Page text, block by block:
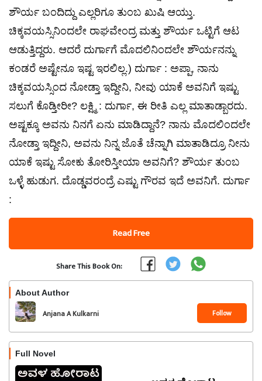
ಶೌರ್ಯ ಬಂದಿದ್ದು ಎಲ್ಲರಿಗೂ ತುಂಬ ಖುಷಿ ಆಯ್ತು.
ಚಿಕ್ಕವಯಸ್ಸಿನಿಂದಲೇ ರಾಘವೇಂದ್ರ ಮತ್ತು ಶೌರ್ಯ ಒಟ್ಟಿಗೆ ಆಟ
ಆಡುತ್ತಿದ್ದರು. ಆದರೆ ದುರ್ಗಾಗೆ ಮೊದಲಿನಿಂದಲೇ ಶೌರ್ಯನನ್ನು
ಕಂಡರೆ ಅಷ್ಟೇನೂ ಇಷ್ಟ ಇರಲಿಲ್ಲ.) ದುರ್ಗಾ : ಅಪ್ಪಾ, ನಾನು
ಚಿಕ್ಕವಯಸ್ಸಿಂದ ನೋಡ್ತಾ ಇದ್ದೀನಿ, ನೀವು ಯಾಕೆ ಅವನಿಗೆ ಇಷ್ಟು
ಸಲುಗೆ ಕೊಡ್ತೀರೀ? ಲಕ್ಷ್ಮಿ : ದುರ್ಗಾ, ಈ ರೀತಿ ಎಲ್ಲ ಮಾತಾಡ್ಬಾರದು.
ಅಷ್ಟಕ್ಕೂ ಅವನು ನಿನಗೆ ಏನು ಮಾಡಿದ್ದಾನೆ? ನಾನು ಮೊದಲಿಂದಲೇ
ನೋಡ್ತಾ ಇದ್ದೀನಿ, ಅವನು ನಿನ್ನ ಜೊತೆ ಚೆನ್ನಾಗಿ ಮಾತಾಡಿದ್ರೂ ನೀನು
ಯಾಕೆ ಇಷ್ಟು ಸೋಕು ತೋರಿಸ್ತೀಯಾ ಅವನಿಗೆ? ಶೌರ್ಯ ತುಂಬ
ಒಳ್ಳೆ ಹುಡುಗ. ದೊಡ್ಡವರಂದ್ರೆ ಎಷ್ಟು ಗೌರವ ಇದೆ ಅವನಿಗೆ. ದುರ್ಗಾ
:
Read Free
Share This Book On:
About Author
Anjana A Kulkarni Follow
Full Novel